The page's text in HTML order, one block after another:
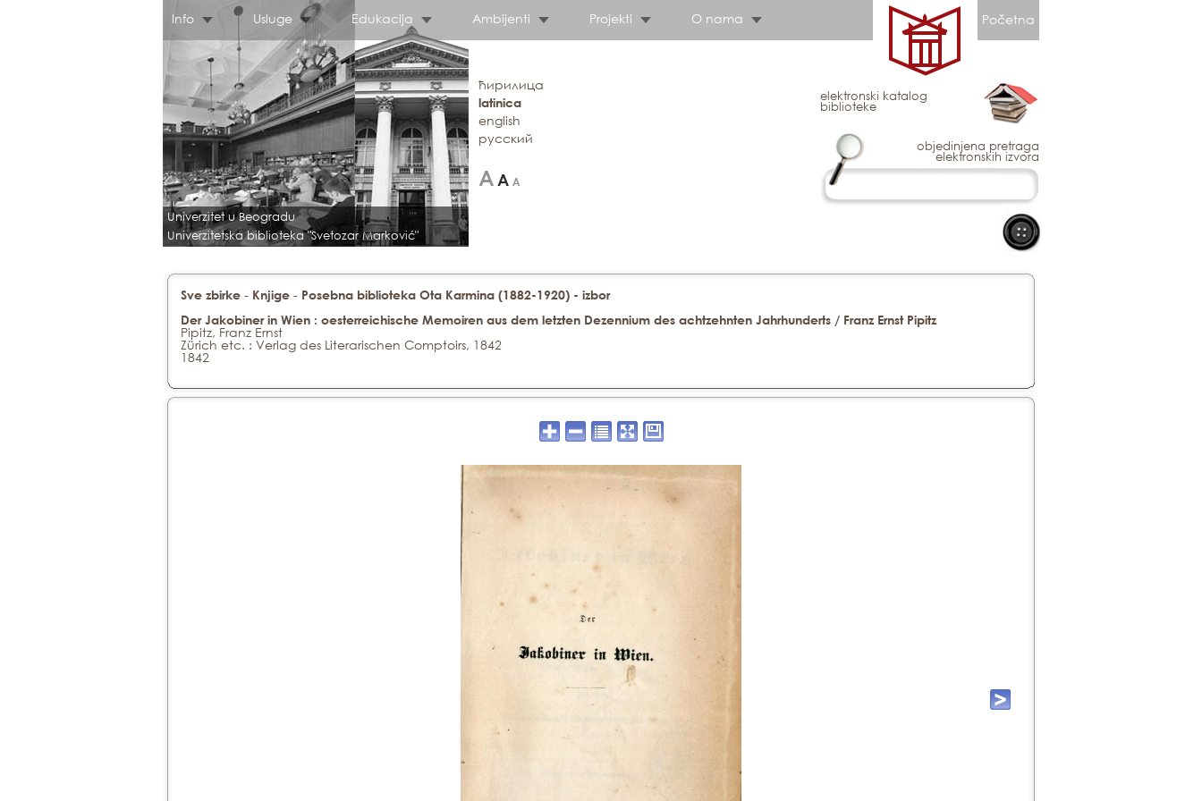
Info Usluge Edukacija Ambijenti Projekti O nama Početna
Univerzitet u Beogradu
Univerzitetska biblioteka "Svetozar Marković"
ћирилица
latinica
english
русский
elektronski katalog
biblioteke
objedinjena pretraga
elektronskih izvora
Sve zbirke - Knjige - Posebna biblioteka Ota Karmina (1882-1920) - izbor
Der Jakobiner in Wien : oesterreichische Memoiren aus dem letzten Dezennium des achtzehnten Jahrhunderts / Franz Ernst Pipitz
Pipitz, Franz Ernst
Zürich etc. : Verlag des Literarischen Comptoirs, 1842
1842